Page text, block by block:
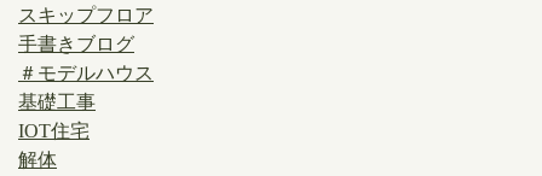
スキップフロア
手書きブログ
＃モデルハウス
基礎工事
IOT住宅
解体